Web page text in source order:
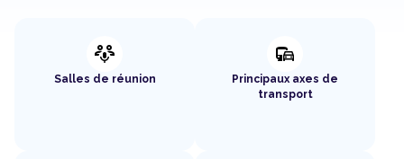
adaptive_audio_mic
Salles de réunion
commute
Principaux axes de
transport